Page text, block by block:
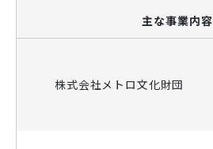
主な事業内容
株式会社メトロ文化財団